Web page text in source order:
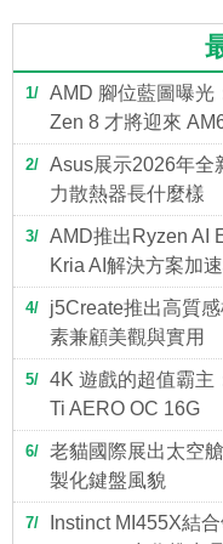
1
AMD 腳位藍圖曝光
Zen 8 才將迎來
2
Asus展示2026年全
力散熱器長什麼樣
3
AMD推出Ryzen AI
Kria AI解決方案加
4
j5Create推出高質
素兼顧美觀與實用
5
4K 遊戲的超值霸主
Ti AERO OC 16G
6
老貓國際展出太空
製化鍵盤風貌
7
Instinct MI455X結